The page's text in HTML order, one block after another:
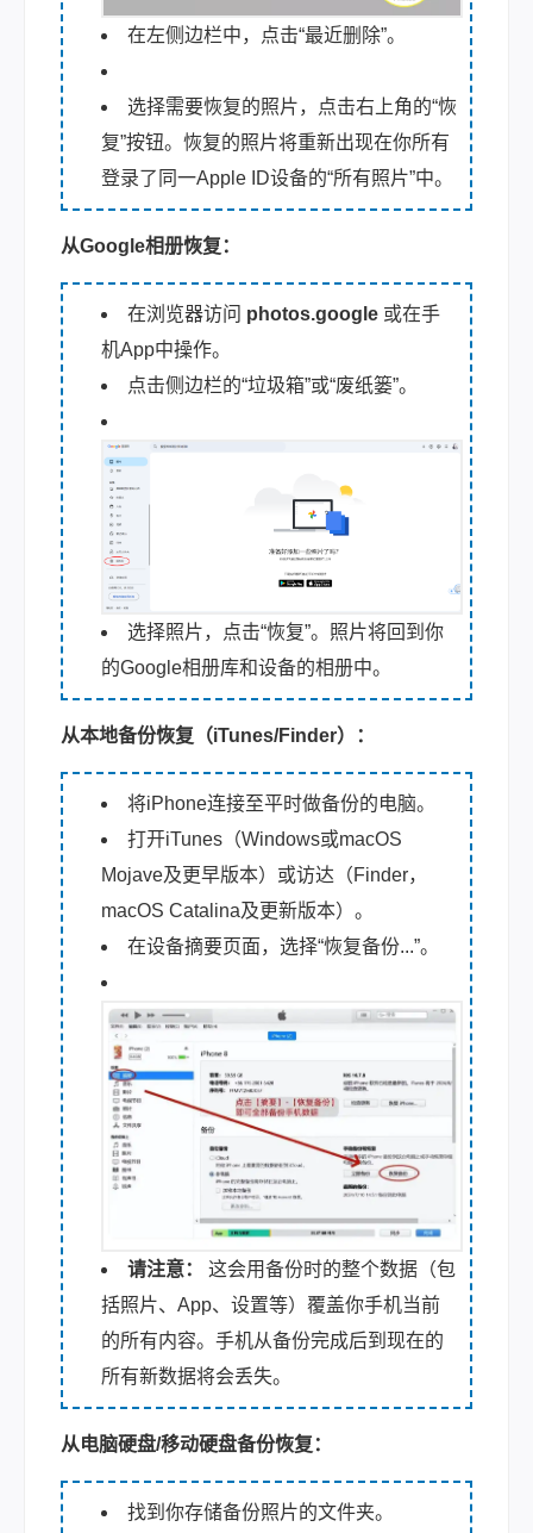
在左侧边栏中，点击“最近删除”。
选择需要恢复的照片，点击右上角的“恢
复”按钮。恢复的照片将重新出现在你所有
登录了同一Apple ID设备的“所有照片”中。
从Google相册恢复：
在浏览器访问 photos.google 或在手
机App中操作。
点击侧边栏的“垃圾箱”或“废纸篓”。
选择照片，点击“恢复”。照片将回到你
的Google相册库和设备的相册中。
从本地备份恢复（iTunes/Finder）：
将iPhone连接至平时做备份的电脑。
打开iTunes（Windows或macOS
Mojave及更早版本）或访达（Finder，
macOS Catalina及更新版本）。
在设备摘要页面，选择“恢复备份...”。
请注意：
这会用备份时的整个数据（包
括照片、App、设置等）覆盖你手机当前
的所有内容。手机从备份完成后到现在的
所有新数据将会丢失。
从电脑硬盘/移动硬盘备份恢复：
找到你存储备份照片的文件夹。